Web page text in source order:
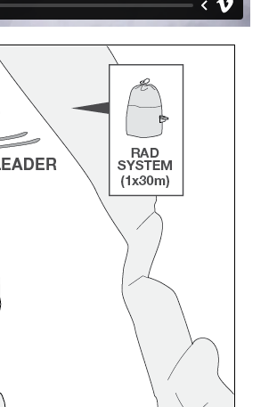
ejemplos de técnicas relacionadas con
Pueden existir otras que no
aquí.